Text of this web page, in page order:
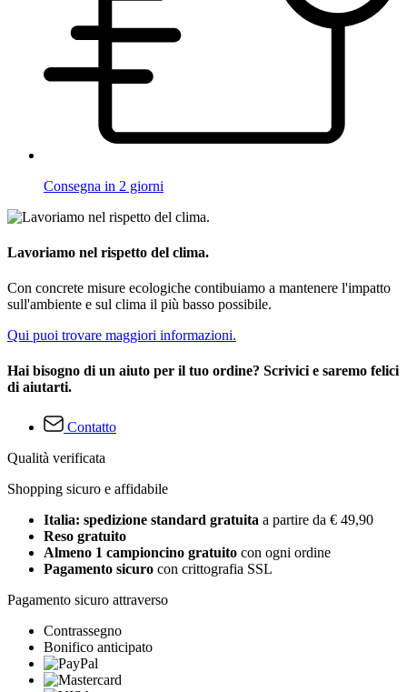
Consegna in 2 giorni
Lavoriamo nel rispetto del clima.
Con concrete misure ecologiche contibuiamo a mantenere l'impatto
sull'ambiente e sul clima il più basso possibile.
Qui puoi trovare maggiori informazioni.
Hai bisogno di un aiuto per il tuo ordine? Scrivici e saremo felici
di aiutarti.
Contatto
Qualità verificata
Shopping sicuro e affidabile
Italia: spedizione standard gratuita a partire da € 49,90
Reso gratuito
Almeno 1 campioncino gratuito con ogni ordine
Pagamento sicuro con crittografia SSL
Pagamento sicuro attraverso
Contrassegno
Bonifico anticipato